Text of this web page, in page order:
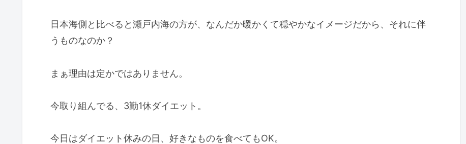
日本海側と比べると瀬戸内海の方が、なんだか暖かくて穏やかなイメージだから、それに伴
うものなのか？
まぁ理由は定かではありません。
今取り組んでる、3勤1休ダイエット。
今日はダイエット休みの日、好きなものを食べてもOK。